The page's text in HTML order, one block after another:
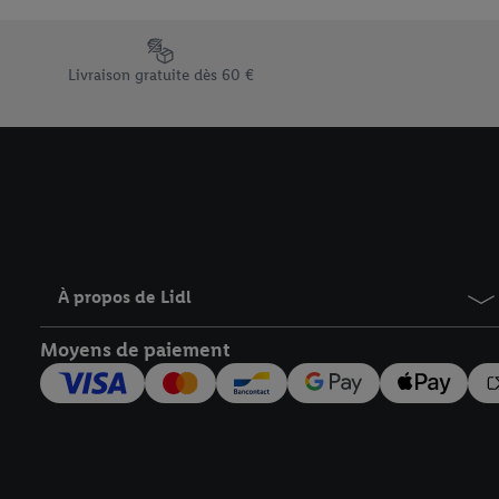
Élément du pied de page avec les différents arguments de
Livraison gratuite dès 60 €
À propos de Lidl
Moyens de paiement
informations sur la